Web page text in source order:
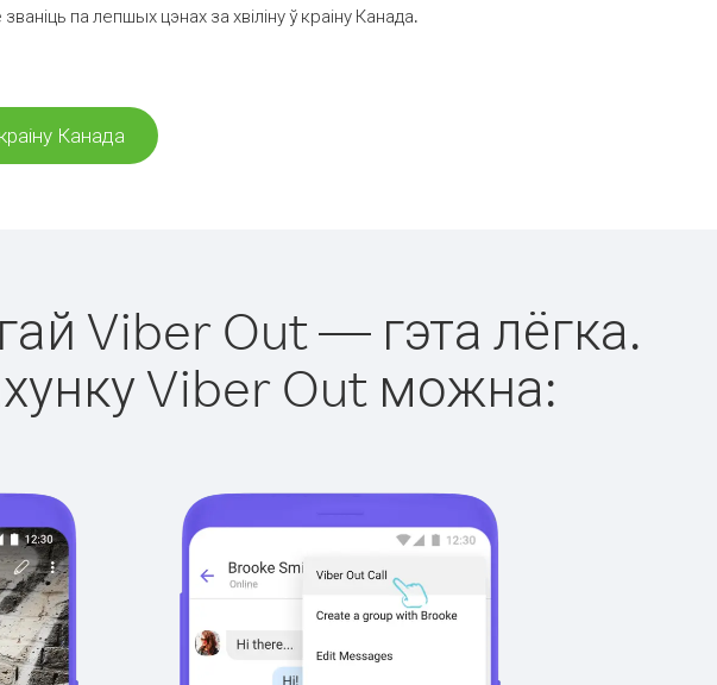
па лепшых цэнах за хвіліну ў краіну Канада.
Канада
Viber Out — гэта лёгка.
Viber Out можна: